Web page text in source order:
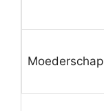
Moederschap